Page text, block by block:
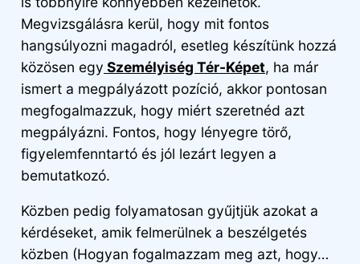
Megvizsgálásra kerül, hogy mit fontos
hangsúlyozni magadról, esetleg készítünk hozzá
közösen egy Személyiség Tér-Képet, ha már
ismert a megpályázott pozíció, akkor pontosan
megfogalmazzuk, hogy miért szeretnéd azt
megpályázni. Fontos, hogy lényegre törő,
figyelemfenntartó és jól lezárt legyen a
bemutatkozó.
Közben pedig folyamatosan gyűjtjük azokat a
kérdéseket, amik felmerülnek a beszélgetés
közben (Hogyan fogalmazzam meg azt, hogy…